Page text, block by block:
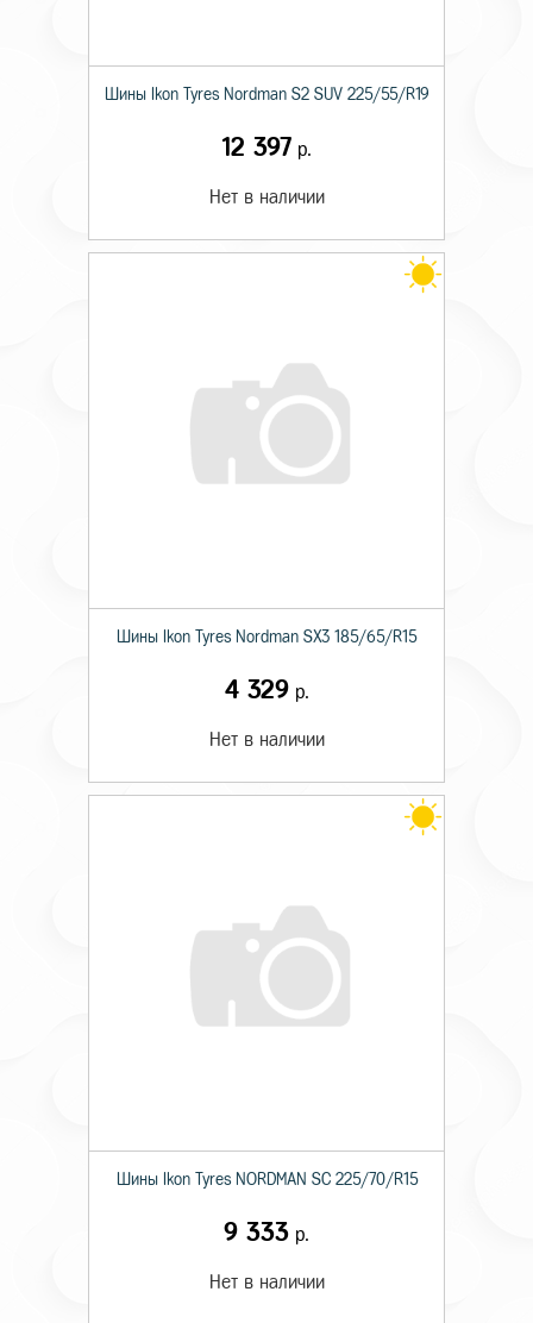
Шины Ikon Tyres Nordman S2 SUV 225/55/R19
12 397 р.
Нет в наличии
Шины Ikon Tyres Nordman SX3 185/65/R15
4 329р.
Нет в наличии
Шины Ikon Tyres NORDMAN SC 225/70/R15
9 333 р.
Нет в наличии